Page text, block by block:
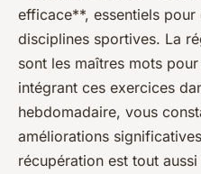
efficace**, essentiels
disciplines sportives. La
sont les maîtres mots
intégrant ces exercices
hebdomadaire, vous
améliorations
récupération est tout